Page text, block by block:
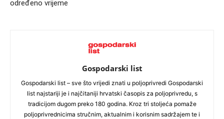
određeno vrijeme
Gospodarski list
Gospodarski list – sve što vrijedi znati u poljoprivredi Gospodarski
list najstariji je i najčitaniji hrvatski časopis za poljoprivredu, s
tradicijom dugom preko 180 godina. Kroz tri stoljeća pomaže
poljoprivrednicima stručnim, aktualnim i korisnim sadržajem te i